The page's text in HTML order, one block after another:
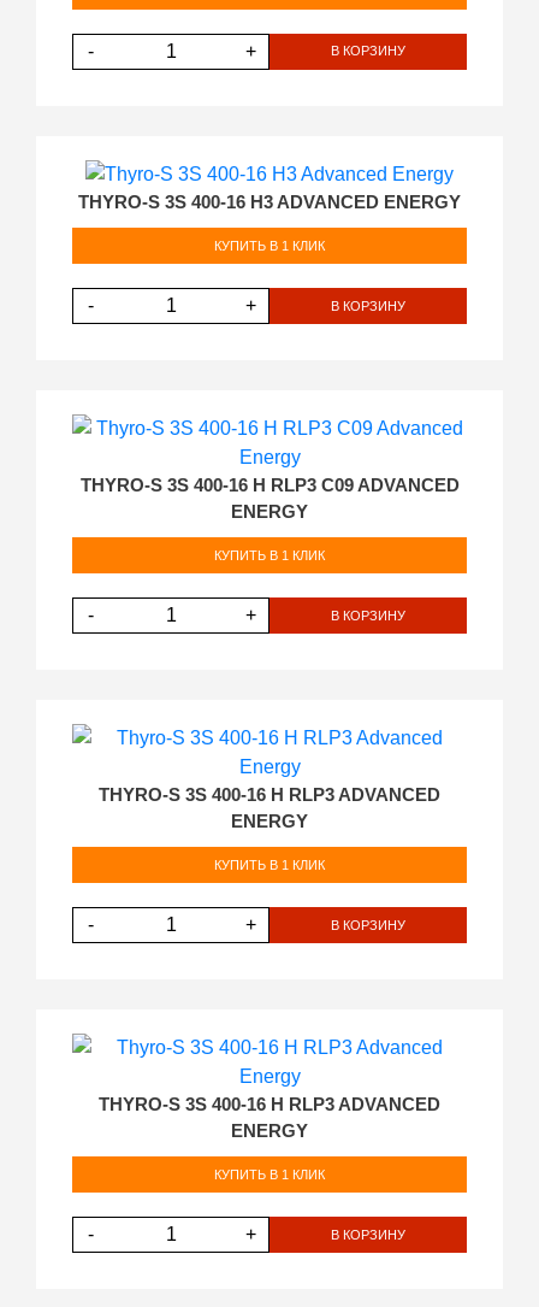
- + В КОРЗИНУ
THYRO-S 3S 400-16 H3 ADVANCED ENERGY
КУПИТЬ В 1 КЛИК
- + В КОРЗИНУ
THYRO-S 3S 400-16 H RLP3 C09 ADVANCED
ENERGY
КУПИТЬ В 1 КЛИК
- + В КОРЗИНУ
THYRO-S 3S 400-16 H RLP3 ADVANCED
ENERGY
КУПИТЬ В 1 КЛИК
- + В КОРЗИНУ
THYRO-S 3S 400-16 H RLP3 ADVANCED
ENERGY
КУПИТЬ В 1 КЛИК
- + В КОРЗИНУ